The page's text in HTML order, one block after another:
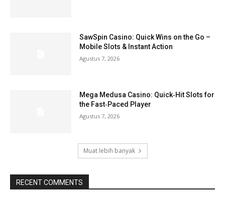
SawSpin Casino: Quick Wins on the Go –
Mobile Slots & Instant Action
Agustus 7, 2026
Mega Medusa Casino: Quick‑Hit Slots for
the Fast‑Paced Player
Agustus 7, 2026
Muat lebih banyak
RECENT COMMENTS